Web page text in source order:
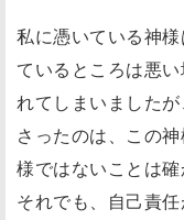
私に憑いている神
ているところは悪
れてしまいました
さったのは、この
様ではないことは確
それでも、自己責